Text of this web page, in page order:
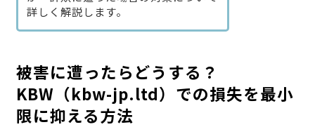
詳しく解説します。
被害に遭ったらどうする？
KBW（kbw-jp.ltd）での損失を最小
限に抑える方法